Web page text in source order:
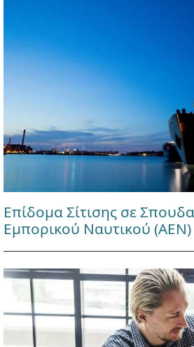
Επίδομα Σίτισης σε
Εμπορικού Ναυτικού (ΑΕΝ)